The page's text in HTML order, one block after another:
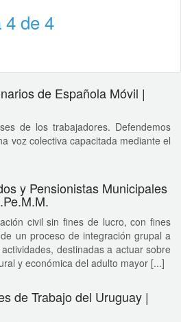
4 de 4
de Española Móvil |
de los trabajadores. Defendemos
voz colectiva capacitada mediante el
y Pensionistas Municipales
civil sin fines de lucro, con fines
un proceso de integración grupal a
destinadas a actuar sobre
y económica del adulto mayor [...]
de Trabajo del Uruguay |